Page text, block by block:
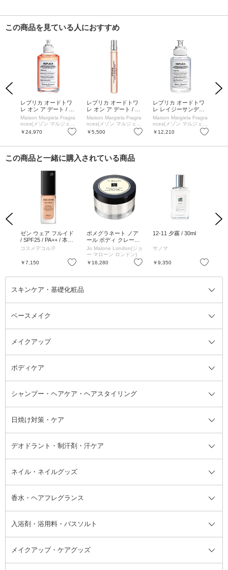
この商品を見ている人におすすめ
Previous
お気に入り
レプリカ オードトワ
レ オン ア デート / 本
体 / 100mL / シプレフ
ルーティー
Maison Margiela Fragra
nces(メゾン マルジェラ
フレグランス)
￥24,970 お気に入り
レプリカ オードトワ
レ オン ア デート / 本
体 / 10mL / シプレフ
ルーティー
Maison Margiela Fragra
nces(メゾン マルジェラ
フレグランス)
￥5,500 お気に入り
レプリカ オードトワ
レ レイジーサンデー
モーニング / 本体 / 30
mL / フローラルムス
ク
Maison Margiela Fragra
nces(メゾン マルジェラ
フレグランス)
￥12,210
Next
この商品と一緒に購入されている商品
Previous
お気に入り
ゼン ウェア フルイド
/ SPF25 / PA++ / 本体 /
C15 / 30ml
コスメデコルテ
￥7,150 お気に入り
ポメグラネート ノア
ール ボディ クレーム
/ 175mL
Jo Malone London(ジョ
ー マローン ロンドン)
￥16,280
お気に入り
12-11 夕霧 / 30ml
サノマ
￥9,350
Next
スキンケア・基礎化粧品
スキンケア・基礎化粧品全て
洗顔料
美容液
オールインワン化粧品 フェイスクリーム
フェイスオイル・バーム
ブースター・導入液
洗い流すパック・マスク
リップクリーム・リップケア
顔用マッサージ料
ベースメイク
ベースメイク全て
BBクリーム
コンシーラー ファンデーション
フェイスパウダー
メイクアップ
メイクアップ全て
まつげ美容液 つけまつげ
アイシャドウ
アイブロウ・眉マスカラ
チーク
ハイライト・シェーディング
ボディケア
ボディケア全て
ボディソープ・ハンドソープ・石
けん
ボディケア
レッグ・フットケア
バストケア
ネイルケア
脱毛・除毛ケア
シャンプー・ヘアケア・ヘアスタイリング
シャンプー・ヘアケア・ヘアスタ
イリング全て
洗い流さないトリートメント
ヘアスタイリング剤
頭皮ケア・育毛剤
その他シャンプー・ヘアケア・ヘ
アスタイリング
日焼け対策・ケア
日焼け対策・ケア全て
サンオイル・タンニング
その他日焼け対策・UVケア
デオドラント・制汗剤・汗ケア
デオドラント・制汗剤・汗ケア全
て
フット用デオドラント・制汗剤・
汗ケア
ネイル・ネイルグッズ
ネイル・ネイルグッズ全て
ジェルネイル
リムーバー・除光液
香水・ヘアフレグランス
香水・ヘアフレグランス全て
フレグランスミスト
入浴剤・浴用料・バスソルト
入浴剤・浴用料・バスソルト全て
メイクアップ・ケアグッズ